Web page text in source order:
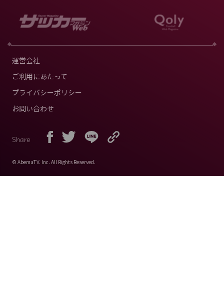
運営会社
ご利用にあたって
プライバシーポリシー
お問い合わせ
Share
© AbemaTV. Inc. All Rights Reserved.